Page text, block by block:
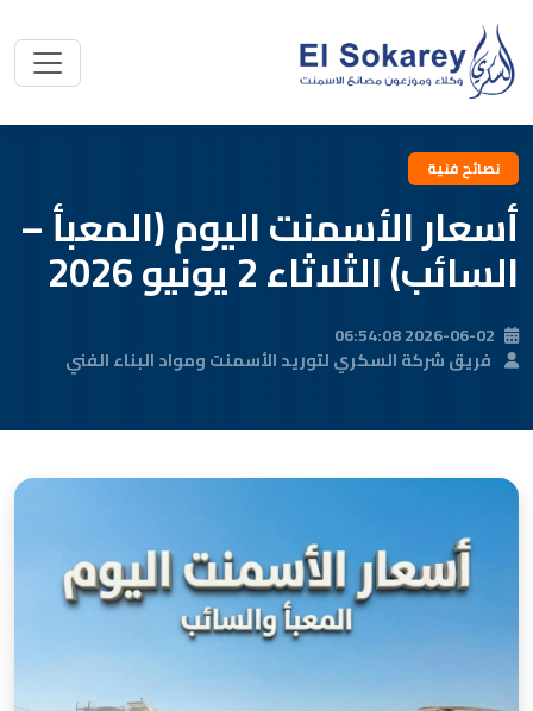
نصائح فنية
أسعار الأسمنت اليوم (المعبأ –
السائب) الثلاثاء 2 يونيو 2026
2026-06-02 06:54:08
فريق شركة السكري لتوريد الأسمنت ومواد البناء الفني